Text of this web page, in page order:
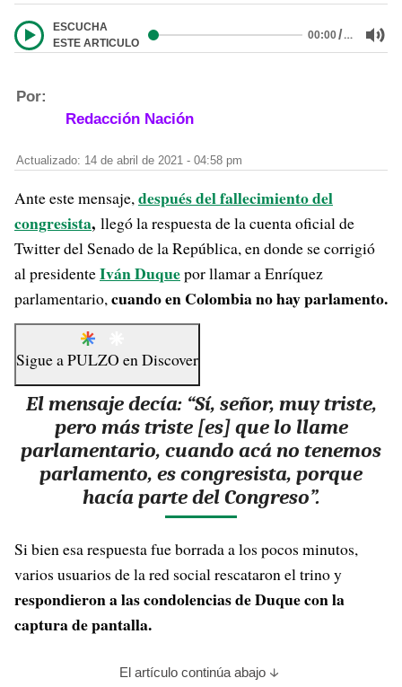
ESCUCHA
ESTE ARTICULO
00:00/…
Por:
Redacción Nación
Actualizado: 14 de abril de 2021 - 04:58 pm
Ante este mensaje,después del fallecimiento del
congresista, llegó la respuesta de la cuenta oficial de
Twitter del Senado de la República, en donde se corrigió
al presidenteIván Duquepor llamar a Enríquez
parlamentario,cuando en Colombia no hay parlamento.
Sigue aPULZO enDiscover
El mensaje decía: “Sí, señor, muy triste,
pero más triste [es] que lo llame
parlamentario, cuando acá no tenemos
parlamento, es congresista, porque
hacía parte del Congreso”.
Si bien esa respuesta fue borrada a los pocos minutos,
varios usuarios de la red social rescataron el trino y
respondieron a las condolencias de Duque con la
captura de pantalla.
El artículo continúa abajo